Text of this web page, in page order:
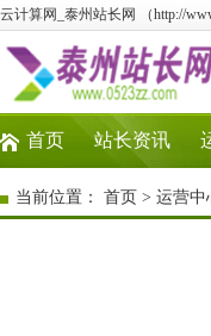
云计算网_泰州站长网 （http://
首页 站长资讯
当前位置： 首页 > 运营中